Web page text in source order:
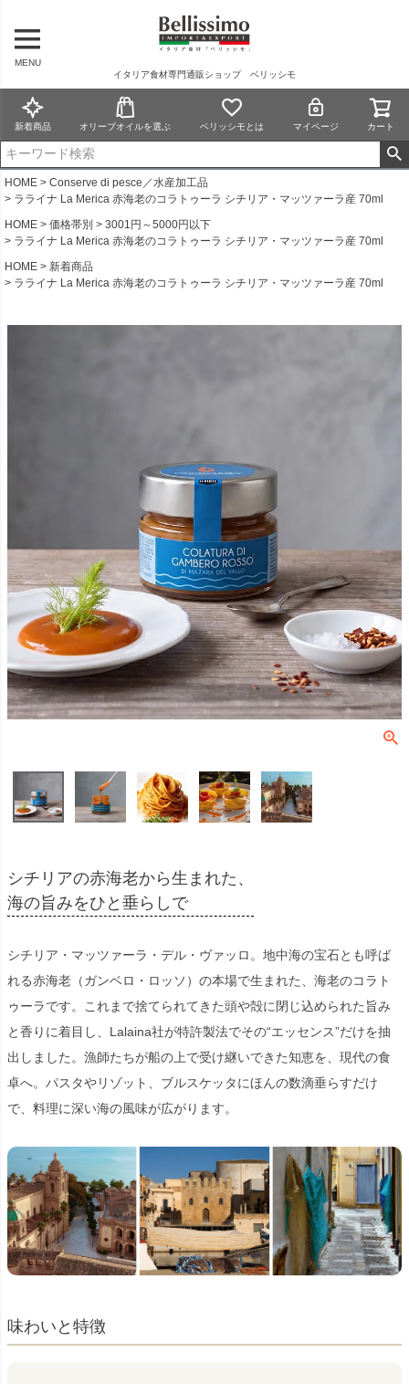
MENU
イタリア食材専門通販ショップ ベリッシモ
新着商品 オリーブオイルを選ぶ ベリッシモとは マイページ カート
HOME
Conserve di pesce／水産加工品
ラライナ La Merica 赤海老のコラトゥーラ シチリア・マッツァーラ産 70ml
HOME
価格帯別
3001円～5000円以下
ラライナ La Merica 赤海老のコラトゥーラ シチリア・マッツァーラ産 70ml
HOME
新着商品
ラライナ La Merica 赤海老のコラトゥーラ シチリア・マッツァーラ産 70ml
シチリアの赤海老から生まれた、
海の旨みをひと垂らしで
シチリア・マッツァーラ・デル・ヴァッロ。地中海の宝石とも呼ば
れる赤海老（ガンベロ・ロッソ）の本場で生まれた、海老のコラト
ゥーラです。これまで捨てられてきた頭や殻に閉じ込められた旨み
と香りに着目し、Lalaina社が特許製法でその“エッセンス”だけを抽
出しました。漁師たちが船の上で受け継いできた知恵を、現代の食
卓へ。パスタやリゾット、ブルスケッタにほんの数滴垂らすだけ
で、料理に深い海の風味が広がります。
味わいと特徴